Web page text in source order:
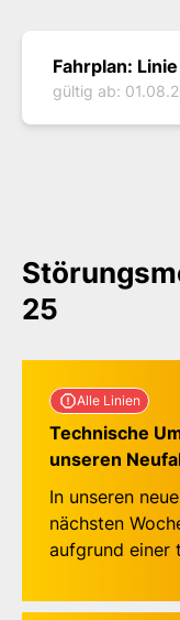
Neue
Fahrplan:
gültig ab:
25
Alle Linien
Technische
unseren
In unseren
nächsten
aufgrund einer
informieren,